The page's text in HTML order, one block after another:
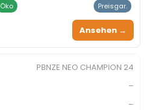
Öko Preisgar.
Ansehen →
PBNZE NEO CHAMPION 24
–
–